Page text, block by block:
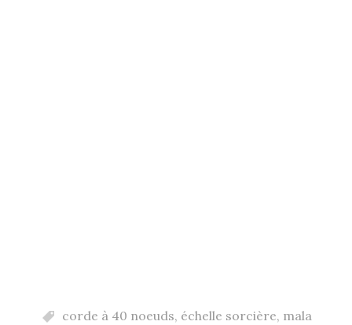
corde à 40 noeuds, échelle sorcière, mala